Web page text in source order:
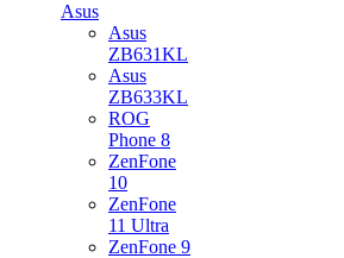
Asus
Asus
ZB631KL
Asus
ZB633KL
ROG
Phone 8
ZenFone
10
ZenFone
11 Ultra
ZenFone 9